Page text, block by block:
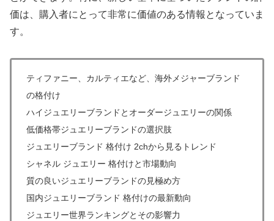
価は、購入者にとって非常に価値のある情報となっていま
す。
ティファニー、カルティエなど、海外メジャーブランド
の格付け
ハイジュエリーブランドとオーダージュエリーの関係
低価格帯ジュエリーブランドの選択肢
ジュエリーブランド 格付け 2chから見るトレンド
シャネル ジュエリー 格付けと市場動向
質の良いジュエリーブランドの見極め方
国内ジュエリーブランド 格付けの最新動向
ジュエリー世界ランキングとその影響力